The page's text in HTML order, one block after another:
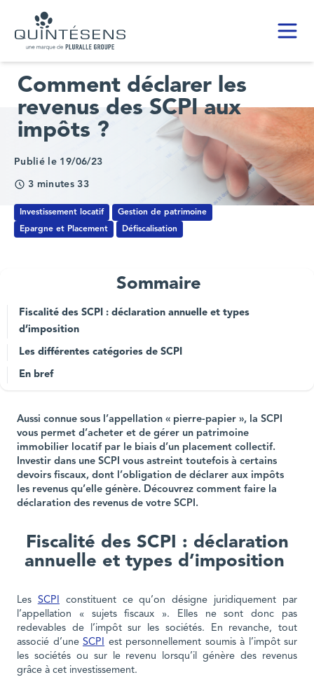
Home page
Comment déclarer les
revenus des SCPI aux
impôts ?
Publié le 19/06/23
3 minutes 33
Investissement locatif
Gestion de patrimoine
Epargne et Placement
Défiscalisation
Sommaire
Fiscalité des SCPI : déclaration annuelle et types
d’imposition
Les différentes catégories de SCPI
En bref
Aussi connue sous l’appellation « pierre-papier », la SCPI
vous permet d’acheter et de gérer un patrimoine
immobilier locatif par le biais d’un placement collectif.
Investir dans une SCPI vous astreint toutefois à certains
devoirs fiscaux, dont l’obligation de déclarer aux impôts
les revenus qu’elle génère. Découvrez comment faire la
déclaration des revenus de votre SCPI.
Fiscalité des SCPI : déclaration
annuelle et types d’imposition
Les SCPI
constituent ce qu’on désigne juridiquement par
l’appellation « sujets fiscaux ». Elles ne sont donc pas
redevables de l’impôt sur les sociétés. En revanche, tout
associé d’une SCPI
est personnellement soumis à l’impôt sur
les sociétés ou sur le revenu lorsqu’il génère des revenus
grâce à cet investissement.